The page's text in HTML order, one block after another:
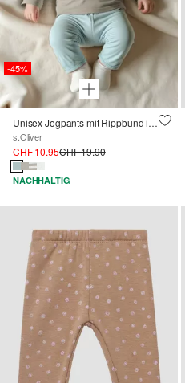
-45%
Unisex Jogpants mit Rippbund im Loose Fit
s.Oliver
CHF 10.95CHF 19.90
NACHHALTIG